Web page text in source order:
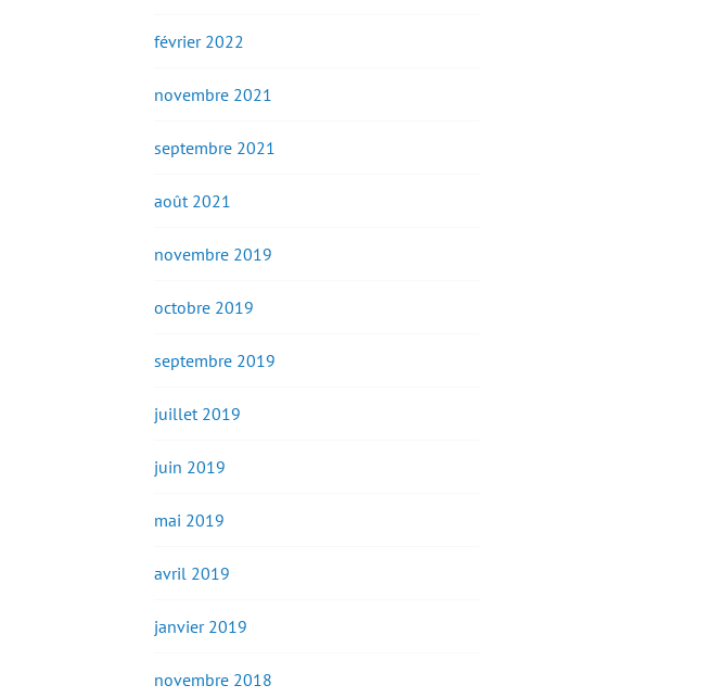
février 2022
novembre 2021
septembre 2021
août 2021
novembre 2019
octobre 2019
septembre 2019
juillet 2019
juin 2019
mai 2019
avril 2019
janvier 2019
novembre 2018